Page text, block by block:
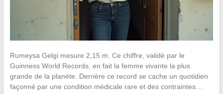
Rumeysa Gelgi mesure 2,15 m. Ce chiffre, validé par le
Guinness World Records, en fait la femme vivante la plus
grande de la planète. Derrière ce record se cache un quotidien
façonné par une condition médicale rare et des contraintes…